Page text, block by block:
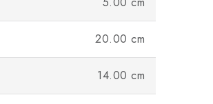
20.00 cm
14.00 cm